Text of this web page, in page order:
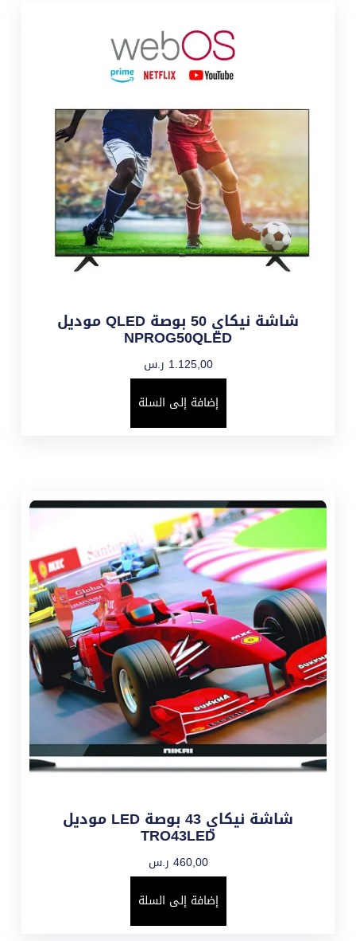
شاشة نيكاي 50 بوصة QLED موديل
NPROG50QLED
1.125,00 ر.س
إضافة إلى السلة
شاشة نيكاي 43 بوصة LED موديل
TRO43LED
460,00 ر.س
إضافة إلى السلة